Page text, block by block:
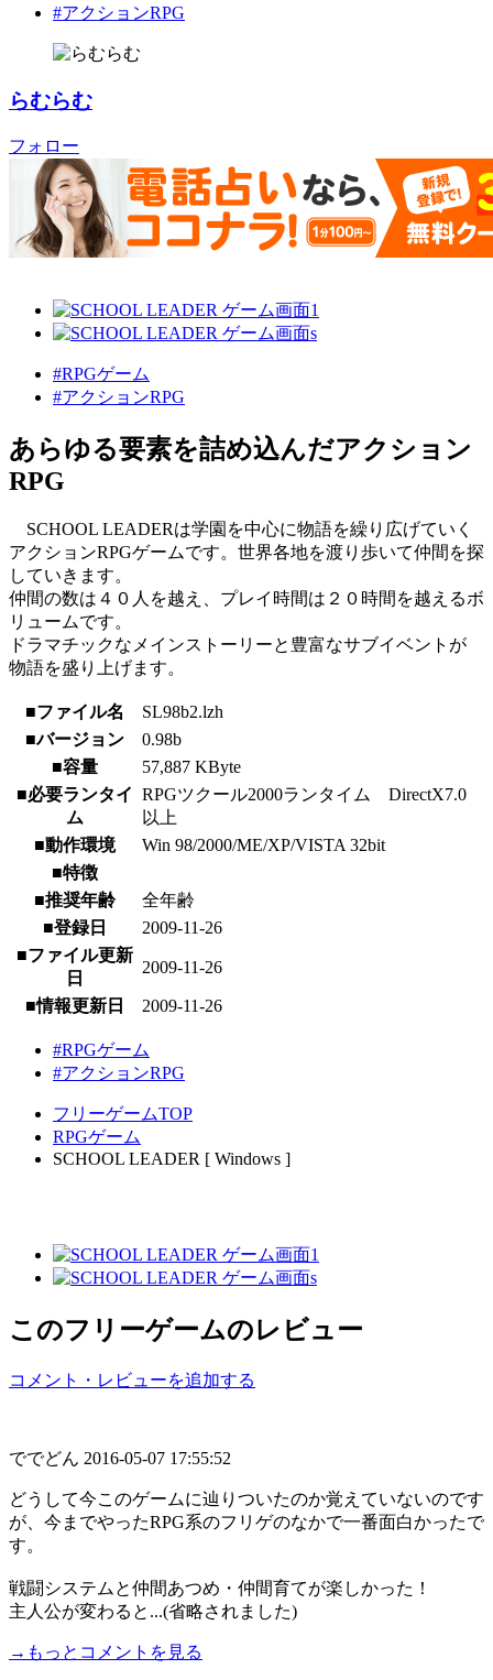
#アクションRPG
らむらむ
フォロー
#RPGゲーム
#アクションRPG
あらゆる要素を詰め込んだアクション
RPG
SCHOOL LEADERは学園を中心に物語を繰り広げていく
アクションRPGゲームです。世界各地を渡り歩いて仲間を探
していきます。
仲間の数は４０人を越え、プレイ時間は２０時間を越えるボ
リュームです。
ドラマチックなメインストーリーと豊富なサブイベントが
物語を盛り上げます。
■ファイル名
SL98b2.lzh
■バージョン
0.98b
■容量
57,887 KByte
■必要ランタイ
ム
RPGツクール2000ランタイム DirectX7.0
以上
■動作環境
Win 98/2000/ME/XP/VISTA 32bit
■特徴
■推奨年齢
全年齢
■登録日
2009-11-26
■ファイル更新
日
2009-11-26
■情報更新日 2009-11-26
#RPGゲーム
#アクションRPG
フリーゲームTOP
RPGゲーム
SCHOOL LEADER [ Windows ]
このフリーゲームのレビュー
コメント・レビューを追加する
ででどん 2016-05-07 17:55:52
どうして今このゲームに辿りついたのか覚えていないのです
が、今までやったRPG系のフリゲのなかで一番面白かったで
す。
戦闘システムと仲間あつめ・仲間育てが楽しかった！
主人公が変わると...(省略されました)
→もっとコメントを見る